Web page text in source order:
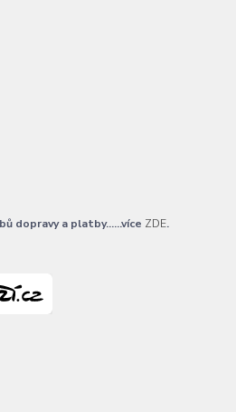
dopravy a platby......více ZDE.